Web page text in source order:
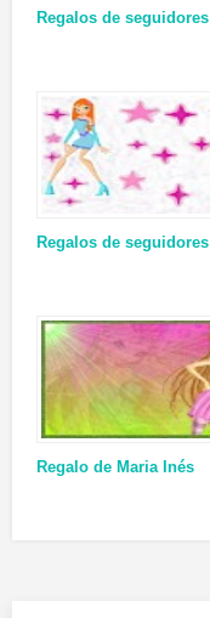
Regalos de seguidores
Regalos de seguidores
Regalo de Maria Inés